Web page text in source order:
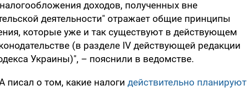
доходов, полученных вне
деятельности" отражает общие принципы
которые уже и так существуют в действующем
(в разделе IV действующей редакции
Украины)", – пояснили в ведомстве.
писал о том, какие налоги действительно планируют